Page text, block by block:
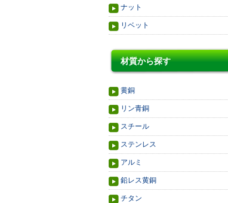
ナット
リベット
材質から探す
黄銅
リン青銅
スチール
ステンレス
アルミ
鉛レス黄銅
チタン